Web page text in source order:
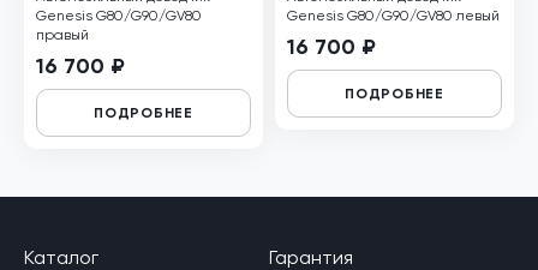
Genesis G80/G90/GV80
правый
16 700 ₽
ПОДРОБНЕЕ
Genesis G80/G90/GV80 левый
16 700 ₽
ПОДРОБНЕЕ
Каталог
Гарантия